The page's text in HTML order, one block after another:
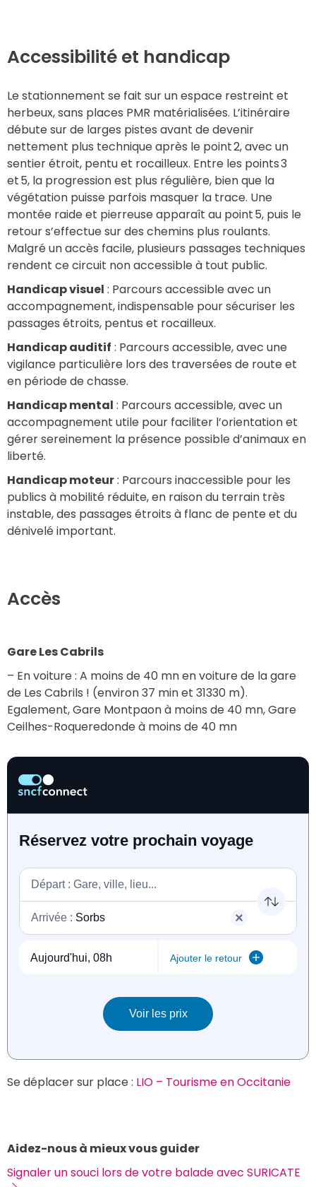
Accessibilité et handicap
Le stationnement se fait sur un espace restreint et
herbeux, sans places PMR matérialisées. L’itinéraire
débute sur de larges pistes avant de devenir
nettement plus technique après le point 2, avec un
sentier étroit, pentu et rocailleux. Entre les points 3
et 5, la progression est plus régulière, bien que la
végétation puisse parfois masquer la trace. Une
montée raide et pierreuse apparaît au point 5, puis le
retour s’effectue sur des chemins plus roulants.
Malgré un accès facile, plusieurs passages techniques
rendent ce circuit non accessible à tout public.
Handicap visuel : Parcours accessible avec un
accompagnement, indispensable pour sécuriser les
passages étroits, pentus et rocailleux.
Handicap auditif : Parcours accessible, avec une
vigilance particulière lors des traversées de route et
en période de chasse.
Handicap mental : Parcours accessible, avec un
accompagnement utile pour faciliter l’orientation et
gérer sereinement la présence possible d’animaux en
liberté.
Handicap moteur : Parcours inaccessible pour les
publics à mobilité réduite, en raison du terrain très
instable, des passages étroits à flanc de pente et du
dénivelé important.
Accès
Gare Les Cabrils
– En voiture : A moins de 40 mn en voiture de la gare
de Les Cabrils ! (environ 37 min et 31330 m).
Egalement, Gare Montpaon à moins de 40 mn, Gare
Ceilhes-Roqueredonde à moins de 40 mn
Se déplacer sur place : LIO – Tourisme en Occitanie
Aidez-nous à mieux vous guider